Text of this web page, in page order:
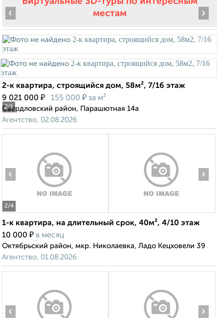
местам
2/1
‹ ›
2-к квартира, строящийся дом, 58м², 7/16 этаж
9 021 000 ₽ 155 000 ₽ за м²
Свердловский район, Парашютная 14а
Агентство, 02.08.2026
2/4
‹ ›
1-к квартира, на длительный срок, 40м², 4/10 этаж
10 000 ₽ в месяц
Октябрьский район, мкр. Николаевка, Ладо Кецховели 39
Агентство, 01.08.2026
‹ ›